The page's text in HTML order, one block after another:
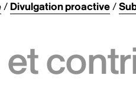
/ Divulgation proactive/